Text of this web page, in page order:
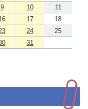
9 10
11
17
18
24
25
31